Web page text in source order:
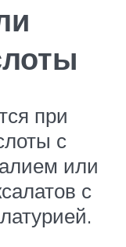
при
с
или
с